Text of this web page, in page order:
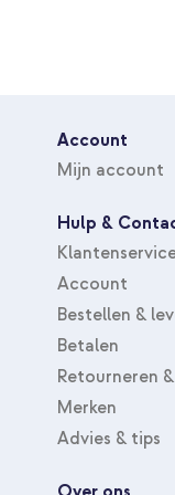
Aantal outputs
Geschikt voor
apparaat
Accessoires
Inclusief kabel
Account
Mijn account
Hulp &
Account
Bestellen &
Betalen
Retourneren
Merken
Advies & tips